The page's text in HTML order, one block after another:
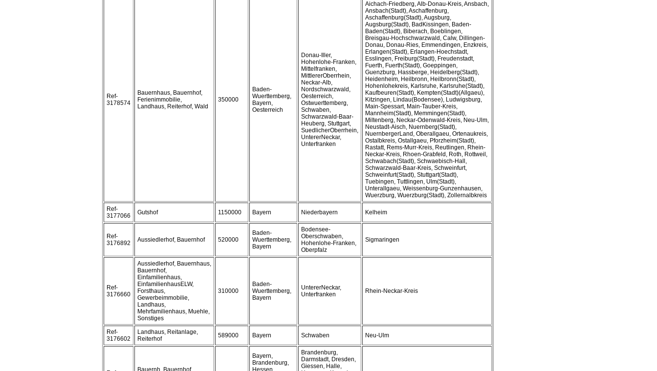
Ref-
3178574
Bauernhaus, Bauernhof,
Ferienimmobilie,
Landhaus, Reiterhof, Wald
350000
Baden-
Wuerttemberg,
Bayern,
Oesterreich
Donau-Iller,
Hohenlohe-Franken,
Mittelfranken,
MittlererOberrhein,
Neckar-Alb,
Nordschwarzwald,
Oesterreich,
Ostwuerttemberg,
Schwaben,
Schwarzwald-Baar-
Heuberg, Stuttgart,
SuedlicherOberrhein,
UntererNeckar,
Unterfranken
Aichach-Friedberg, Alb-Donau-Kreis, Ansbach,
Ansbach(Stadt), Aschaffenburg,
Aschaffenburg(Stadt), Augsburg,
Augsburg(Stadt), BadKissingen, Baden-
Baden(Stadt), Biberach, Boeblingen,
Breisgau-Hochschwarzwald, Calw, Dillingen-
Donau, Donau-Ries, Emmendingen, Enzkreis,
Erlangen(Stadt), Erlangen-Hoechstadt,
Esslingen, Freiburg(Stadt), Freudenstadt,
Fuerth, Fuerth(Stadt), Goeppingen,
Guenzburg, Hassberge, Heidelberg(Stadt),
Heidenheim, Heilbronn, Heilbronn(Stadt),
Hohenlohekreis, Karlsruhe, Karlsruhe(Stadt),
Kaufbeuren(Stadt), Kempten(Stadt)(Allgaeu),
Kitzingen, Lindau(Bodensee), Ludwigsburg,
Main-Spessart, Main-Tauber-Kreis,
Mannheim(Stadt), Memmingen(Stadt),
Miltenberg, Neckar-Odenwald-Kreis, Neu-Ulm,
Neustadt-Aisch, Nuernberg(Stadt),
NuernbergerLand, Oberallgaeu, Ortenaukreis,
Ostalbkreis, Ostallgaeu, Pforzheim(Stadt),
Rastatt, Rems-Murr-Kreis, Reutlingen, Rhein-
Neckar-Kreis, Rhoen-Grabfeld, Roth, Rottweil,
Schwabach(Stadt), Schwaebisch-Hall,
Schwarzwald-Baar-Kreis, Schweinfurt,
Schweinfurt(Stadt), Stuttgart(Stadt),
Tuebingen, Tuttlingen, Ulm(Stadt),
Unterallgaeu, Weissenburg-Gunzenhausen,
Wuerzburg, Wuerzburg(Stadt), Zollernalbkreis
Ref-
3177066
Gutshof 1150000 Bayern Niederbayern Kelheim
Ref-
3176892
Aussiedlerhof, Bauernhof 520000
Baden-
Wuerttemberg,
Bayern
Bodensee-
Oberschwaben,
Hohenlohe-Franken,
Oberpfalz
Sigmaringen
Ref-
3176660
Aussiedlerhof, Bauernhaus,
Bauernhof,
Einfamilienhaus,
EinfamilienhausELW,
Forsthaus,
Gewerbeimmobilie,
Landhaus,
Mehrfamilienhaus, Muehle,
Sonstiges
310000
Baden-
Wuerttemberg,
Bayern
UntererNeckar,
Unterfranken
Rhein-Neckar-Kreis
Ref-
3176602
Landhaus, Reitanlage,
Reiterhof
589000 Bayern Schwaben Neu-Ulm
Bauernh, Bauernhof,
Bayern,
Brandenburg,
Hessen,
Brandenburg,
Darmstadt, Dresden,
Giessen, Halle,